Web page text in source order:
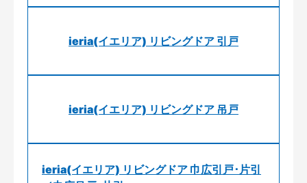
ieria(イエリア) リビングドア 引戸
ieria(イエリア) リビングドア 吊戸
ieria(イエリア) リビングドア 巾広引戸･片引